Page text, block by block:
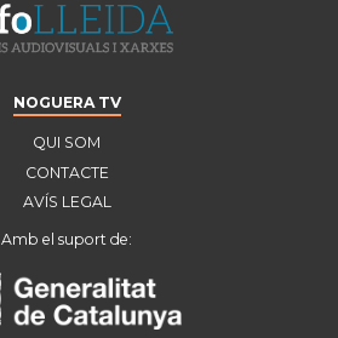
NOGUERA TV
QUI SOM
CONTACTE
AVÍS LEGAL
Amb el suport de: